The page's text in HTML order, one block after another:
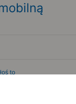
to